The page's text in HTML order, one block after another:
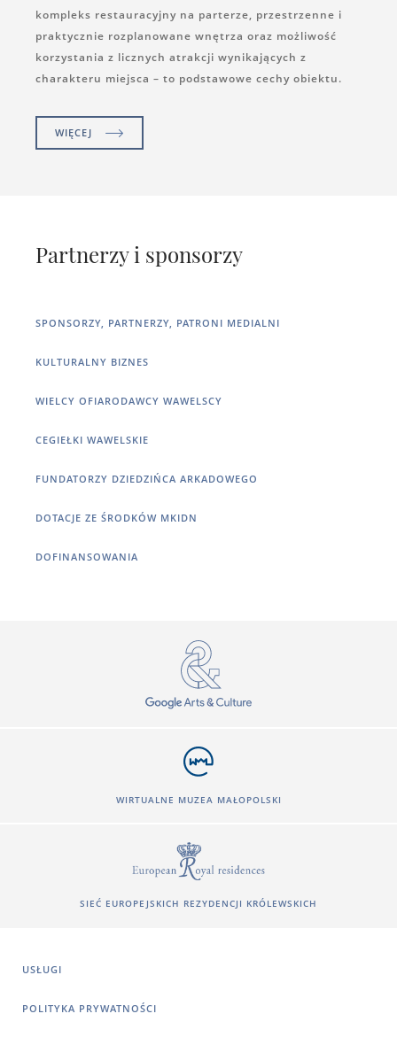
kompleks restauracyjny na parterze, przestrzenne i
praktycznie rozplanowane wnętrza oraz możliwość
korzystania z licznych atrakcji wynikających z
charakteru miejsca – to podstawowe cechy obiektu.
WIĘCEJ
Partnerzy i sponsorzy
SPONSORZY, PARTNERZY, PATRONI MEDIALNI
KULTURALNY BIZNES
WIELCY OFIARODAWCY WAWELSCY
CEGIEŁKI WAWELSKIE
FUNDATORZY DZIEDZIŃCA ARKADOWEGO
DOTACJE ZE ŚRODKÓW MKIDN
DOFINANSOWANIA
WIRTUALNE MUZEA MAŁOPOLSKI
SIEĆ EUROPEJSKICH REZYDENCJI KRÓLEWSKICH
USŁUGI
POLITYKA PRYWATNOŚCI